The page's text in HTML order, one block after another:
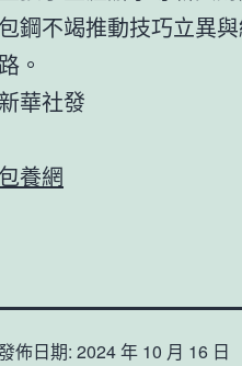
包鋼不竭推動技巧立異
。
新華社發
包養網
佈日期: 2024 年 10 月 16 日